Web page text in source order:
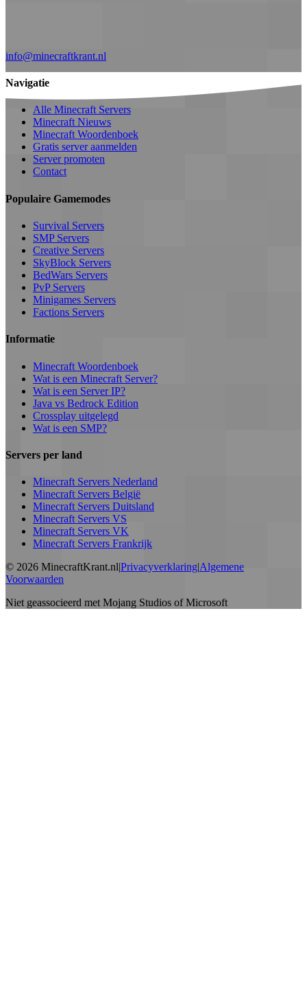
info@minecraftkrant.nl
Navigatie
Alle Minecraft Servers
Minecraft Nieuws
Minecraft Woordenboek
Gratis server aanmelden
Server promoten
Contact
Populaire Gamemodes
Survival Servers
SMP Servers
Creative Servers
SkyBlock Servers
BedWars Servers
PvP Servers
Minigames Servers
Factions Servers
Informatie
Minecraft Woordenboek
Wat is een Minecraft Server?
Wat is een Server IP?
Java vs Bedrock Edition
Crossplay uitgelegd
Wat is een SMP?
Servers per land
Minecraft Servers Nederland
Minecraft Servers België
Minecraft Servers Duitsland
Minecraft Servers VS
Minecraft Servers VK
Minecraft Servers Frankrijk
© 2026 MinecraftKrant.nl|Privacyverklaring|Algemene
Voorwaarden
Niet geassocieerd met Mojang Studios of Microsoft